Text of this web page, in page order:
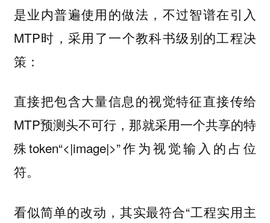
是业内普遍使用的做法，不过智谱在引入
MTP时，采用了一个教科书级别的工程决
策：
直接把包含大量信息的视觉特征直接传给
MTP预测头不可行，那就采用一个共享的特
殊token“<|image|>”作为视觉输入的占位
符。
看似简单的改动，其实最符合“工程实用主